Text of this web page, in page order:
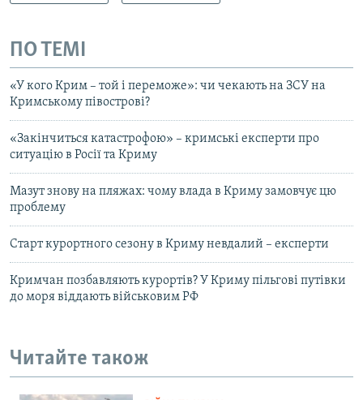
ПО ТЕМІ
«У кого Крим – той і переможе»: чи чекають на ЗСУ на
Кримському півострові?
«Закінчиться катастрофою» – кримські експерти про
ситуацію в Росії та Криму
Мазут знову на пляжах: чому влада в Криму замовчує цю
проблему
Старт курортного сезону в Криму невдалий – експерти
Кримчан позбавляють курортів? У Криму пільгові путівки
до моря віддають військовим РФ
Читайте також